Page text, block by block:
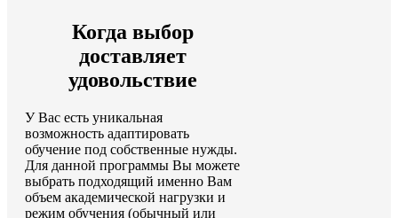
Когда выбор
доставляет
удовольствие
У Вас есть уникальная
возможность адаптировать
обучение под собственные нужды.
Для данной программы Вы можете
выбрать подходящий именно Вам
объем академической нагрузки и
режим обучения (обычный или